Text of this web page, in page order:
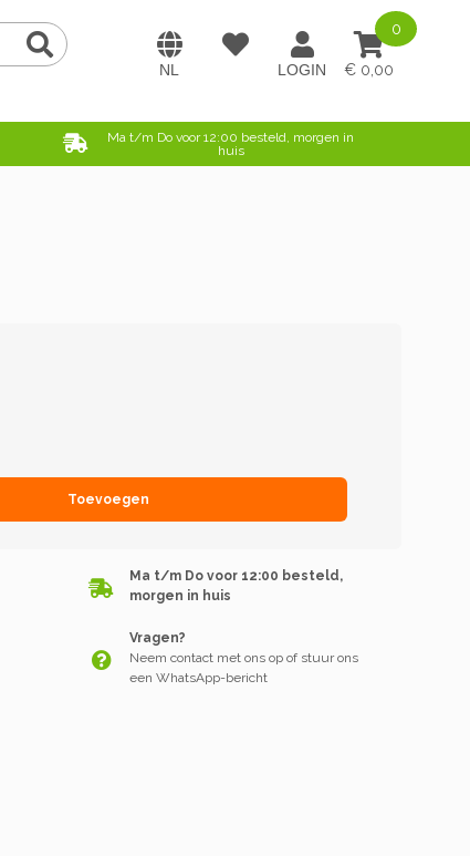
0,00
0
Ma t/m Do voor 12:00 besteld, morgen in
huis
Toevoegen
Ma t/m Do voor 12:00 besteld,
morgen in huis
Vragen?
Neem contact met ons op of stuur ons
een WhatsApp-bericht